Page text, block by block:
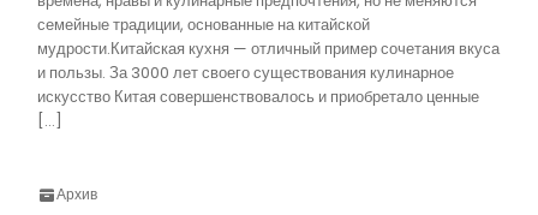
семейные традиции, основанные на китайской
мудрости.Китайская кухня — отличный пример сочетания вкуса
и пользы. За 3000 лет своего существования кулинарное
искусство Китая совершенствовалось и приобретало ценные
[…]
Архив